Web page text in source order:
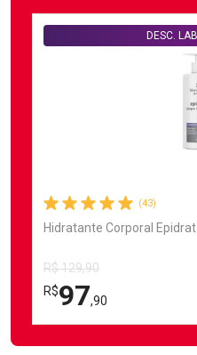
(43)
Hidratante Corporal
DESC.
R$ 129,90
R$97,90